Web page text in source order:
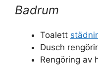
Badrum
Toalett
Dusch
Rengöring av